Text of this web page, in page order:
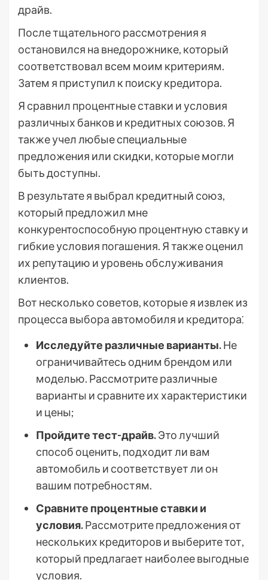
драйв.
После тщательного рассмотрения я
остановился на внедорожнике, который
соответствовал всем моим критериям.
Затем я приступил к поиску кредитора.
Я сравнил процентные ставки и условия
различных банков и кредитных союзов. Я
также учел любые специальные
предложения или скидки, которые могли
быть доступны.
В результате я выбрал кредитный союз,
который предложил мне
конкурентоспособную процентную ставку и
гибкие условия погашения. Я также оценил
их репутацию и уровень обслуживания
клиентов.
Вот несколько советов, которые я извлек из
процесса выбора автомобиля и кредитора⁚
Исследуйте различные варианты.Не
ограничивайтесь одним брендом или
моделью. Рассмотрите различные
варианты и сравните их характеристики
и цены;
Пройдите тест-драйв.Это лучший
способ оценить, подходит ли вам
автомобиль и соответствует ли он
вашим потребностям.
Сравните процентные ставки и
условия.Рассмотрите предложения от
нескольких кредиторов и выберите тот,
который предлагает наиболее выгодные
условия.